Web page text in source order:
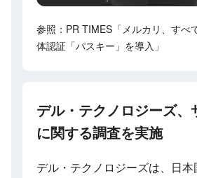
参照：PR TIMES「メルカリ、すべ
体認証「パスキー」を導入」
デル・テクノロジーズ、
に関する調査を実施
デル・テクノロジーズは、日